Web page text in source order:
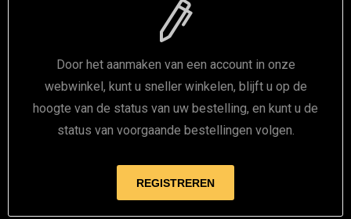
Door het aanmaken van een account in onze
webwinkel, kunt u sneller winkelen, blijft u op de
hoogte van de status van uw bestelling, en kunt u de
status van voorgaande bestellingen volgen.